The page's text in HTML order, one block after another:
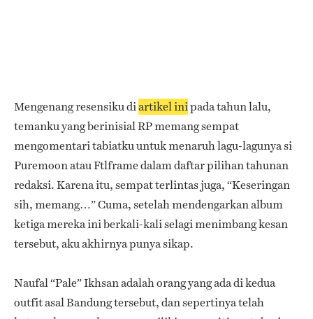
Mengenang resensiku diartikel inipada tahun lalu,
temanku yang berinisial RP memang sempat
mengomentari tabiatku untuk menaruh lagu-lagunya si
Puremoon atau Ftlframe dalam daftar pilihan tahunan
redaksi. Karena itu, sempat terlintas juga, “Keseringan
sih, memang…” Cuma, setelah mendengarkan album
ketiga mereka ini berkali-kali selagi menimbang kesan
tersebut, aku akhirnya punya sikap.
Naufal “Pale” Ikhsan adalah orang yang ada di kedua
outfit asal Bandung tersebut, dan sepertinya telah